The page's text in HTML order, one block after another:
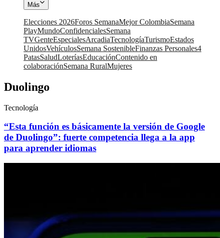
Más
Elecciones 2026Foros SemanaMejor ColombiaSemana
PlayMundoConfidencialesSemana
TVGenteEspecialesArcadiaTecnologíaTurismoEstados
UnidosVehículosSemana SostenibleFinanzas Personales4
PatasSaludLoteríasEducaciónContenido en
colaboraciónSemana RuralMujeres
Duolingo
Tecnología
“Esta función es básicamente la versión de Google
de Duolingo”: fuerte competencia llega a la app
para aprender idiomas